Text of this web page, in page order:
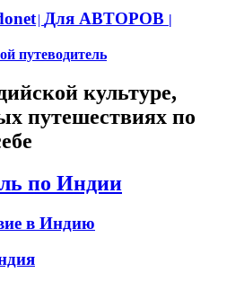
| Для АВТОРОВ |
путеводитель
культуре,
путешествиях по
по Индии
в Индию